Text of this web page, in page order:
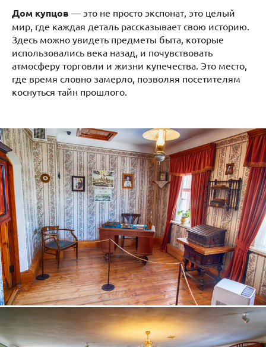
Дом купцов — это не просто экспонат, это целый
мир, где каждая деталь рассказывает свою историю.
Здесь можно увидеть предметы быта, которые
использовались века назад, и почувствовать
атмосферу торговли и жизни купечества. Это место,
где время словно замерло, позволяя посетителям
коснуться тайн прошлого.